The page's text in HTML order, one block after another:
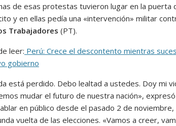
de esas protestas tuvieron lugar en la puerta
y en ellas pedía una «intervención» militar
Trabajadores (PT).
leer: Perú: Crece el descontento mientras
gobierno
está perdido. Debo lealtad a ustedes. Doy mi
mudar el futuro de nuestra nación»,
en público desde el pasado 2 de
vuelta de las elecciones. «Vamos a creer,